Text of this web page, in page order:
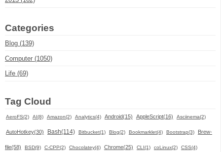
Categories
Blog (139)
Computer (1050)
Life (69)
Tag Cloud
AeroFS(2) AI(8) Amazon(2) Analytics(4) Android(15) AppleScript(16) Asciinema(2)
AutoHotkey(30) Bash(114) Bitbucket(1) Blog(2) Bookmarklet(4) Bootstrap(3) Brew-
file(58) BSD(9) C-CPP(2) Chocolatey(4) Chrome(25) CLI(1) coLinux(2) CSS(4)